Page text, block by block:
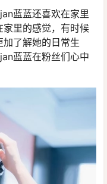
蓝蓝还喜欢在家里
里的感觉，有时候
了解她的日常生
蓝蓝在粉丝们心中